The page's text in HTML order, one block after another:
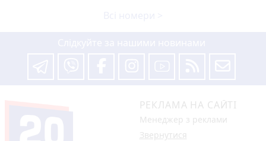
РЕКЛАМА НА САЙТІ
Менеджер з реклами
Звернутися